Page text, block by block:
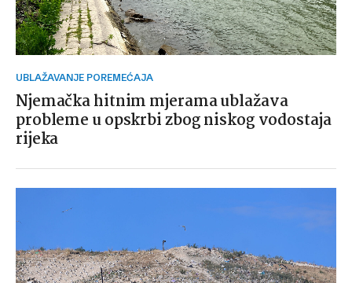
UBLAŽAVANJE POREMEĆAJA
Njemačka hitnim mjerama ublažava
probleme u opskrbi zbog niskog vodostaja
rijeka